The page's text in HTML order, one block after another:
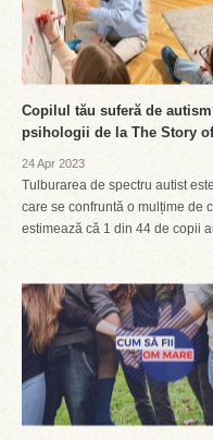
Copilul tău suferă de
psihologii de la The Story
24 Apr 2023
Tulburarea de spectru autist
care se confruntă o mulțime de
estimează că 1 din 44 de copii